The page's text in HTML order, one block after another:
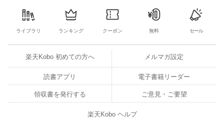
ライブラリ ランキング クーポン 無料 セール
楽天Kobo 初めての方へ メルマガ設定
読書アプリ 電子書籍リーダー
領収書を発行する ご意見・ご要望
楽天Kobo ヘルプ